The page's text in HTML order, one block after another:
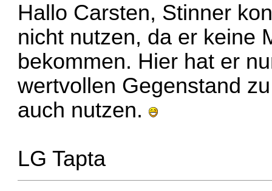
Hallo Carsten, Stinner
nicht nutzen, da er keine
bekommen. Hier hat er
wertvollen Gegenstand
auch nutzen.
LG Tapta